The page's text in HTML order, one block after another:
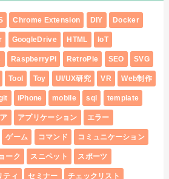
Chrome Extension DIY Docker
GoogleDrive HTML IoT
RaspberryPi RetroPie SEO SVG
Tool Toy UI/UX研究 VR Web制作
iPhone mobile sql template
アプリケーション エラー
ゲーム コマンド コミュニケーション
ーク スニペット スポーツ
ティ セミナー チェックリスト